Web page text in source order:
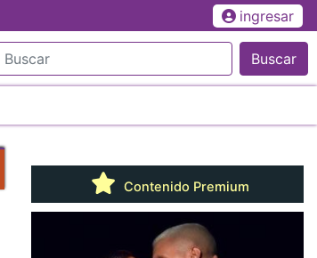
ingresar
Buscar
Contenido Premium